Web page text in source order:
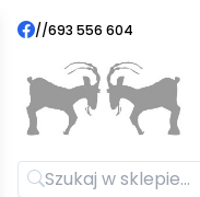
//693 556 604